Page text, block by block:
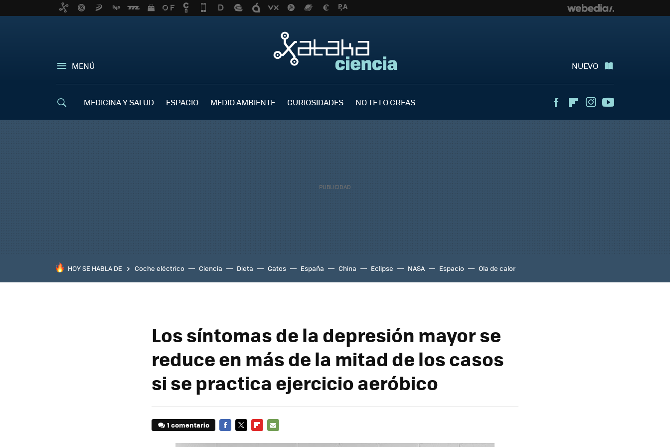
MENÚ NUEVO
MEDICINA Y SALUD ESPACIO MEDIO AMBIENTE CURIOSIDADES NO TE LO CREAS FacebookFlipboardInstagram
HOY SE HABLA DE Coche eléctrico Ciencia Dieta Gatos España China Eclipse NASA Espacio Ola de calor
Los síntomas de la depresión mayor se
reduce en más de la mitad de los casos
si se practica ejercicio aeróbico
1 comentario